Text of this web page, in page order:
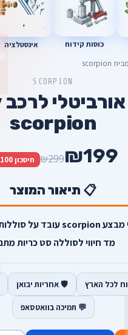
כוסות קידוח אינסטלציה
SCORPION
scorpion
₪199
₪299 חיסכון ₪100
📋 תיאור המוצר
מד חיווי לסוללה סט כריות
לכל הארץ 🛡️ אחריות יבואן
💬 תמיכה בוואטסאפ